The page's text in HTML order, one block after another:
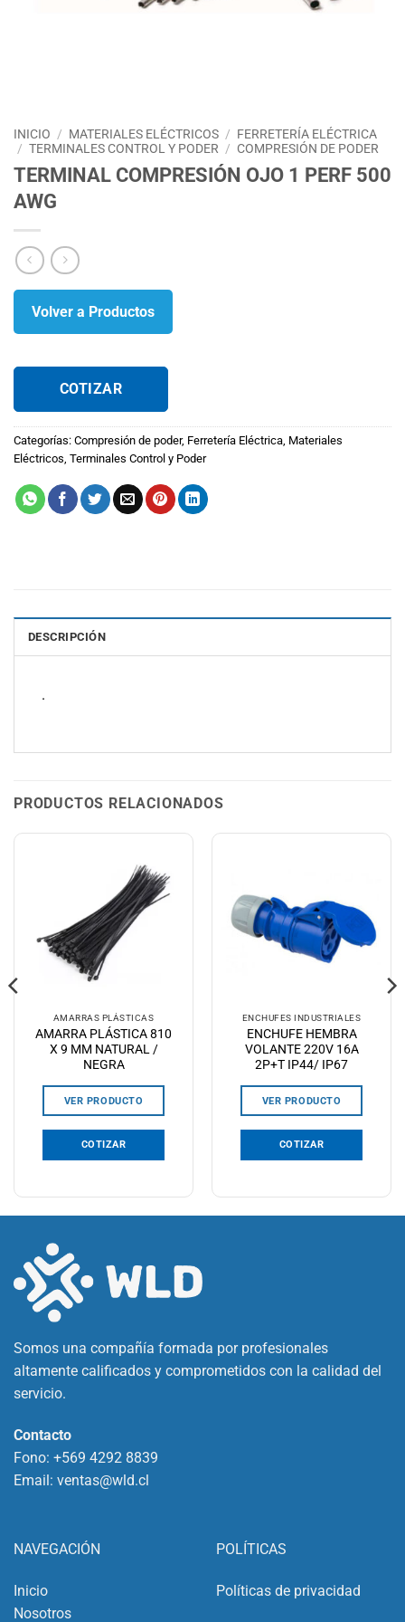
INICIO / MATERIALES ELÉCTRICOS / FERRETERÍA ELÉCTRICA
/ TERMINALES CONTROL Y PODER / COMPRESIÓN DE PODER
TERMINAL COMPRESIÓN OJO 1 PERF 500
AWG
Volver a Productos
COTIZAR
Categorías: Compresión de poder, Ferretería Eléctrica, Materiales
Eléctricos, Terminales Control y Poder
DESCRIPCIÓN
.
PRODUCTOS RELACIONADOS
AMARRAS PLÁSTICAS
AMARRA PLÁSTICA 810
X 9 MM NATURAL /
NEGRA
VER PRODUCTO
COTIZAR
ENCHUFES INDUSTRIALES
ENCHUFE HEMBRA
VOLANTE 220V 16A
2P+T IP44/ IP67
VER PRODUCTO
COTIZAR
Somos una compañía formada por profesionales
altamente calificados y comprometidos con la calidad del
servicio.
Contacto
Fono: +569 4292 8839
Email: ventas@wld.cl
NAVEGACIÓN
Inicio
Nosotros
POLÍTICAS
Políticas de privacidad